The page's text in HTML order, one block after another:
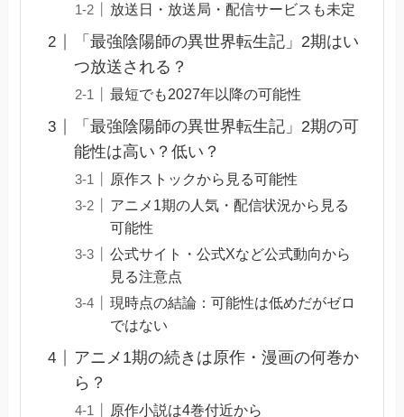
放送日・放送局・配信サービスも未定
「最強陰陽師の異世界転生記」2期はい
つ放送される？
最短でも2027年以降の可能性
「最強陰陽師の異世界転生記」2期の可
能性は高い？低い？
原作ストックから見る可能性
アニメ1期の人気・配信状況から見る
可能性
公式サイト・公式Xなど公式動向から
見る注意点
現時点の結論：可能性は低めだがゼロ
ではない
アニメ1期の続きは原作・漫画の何巻か
ら？
原作小説は4巻付近から